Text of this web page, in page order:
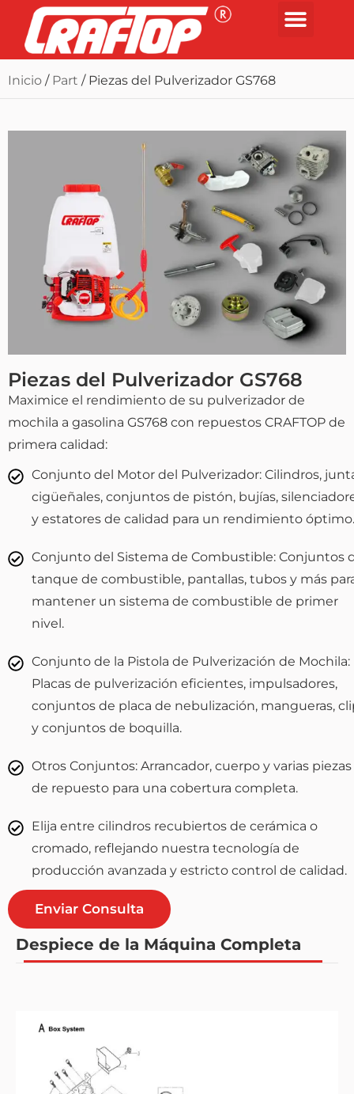
Inicio / Part / Piezas del Pulverizador GS768
Piezas del Pulverizador GS768
Maximice el rendimiento de su pulverizador de
mochila a gasolina GS768 con repuestos CRAFTOP de
primera calidad:
Conjunto del Motor del Pulverizador: Cilindros,
cigüeñales, conjuntos de pistón, bujías,
y estatores de calidad para un rendimiento óptimo.
Conjunto del Sistema de Combustible: Conjuntos
tanque de combustible, pantallas, tubos y más
mantener un sistema de combustible de primer
nivel.
Conjunto de la Pistola de Pulverización de Mochila:
Placas de pulverización eficientes, impulsadores,
conjuntos de placa de nebulización, mangueras,
y conjuntos de boquilla.
Otros Conjuntos: Arrancador, cuerpo y varias piezas
de repuesto para una cobertura completa.
Elija entre cilindros recubiertos de cerámica o
cromado, reflejando nuestra tecnología de
producción avanzada y estricto control de calidad.
Enviar Consulta
Despiece de la Máquina Completa